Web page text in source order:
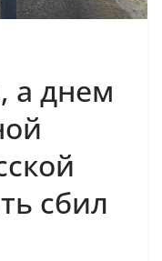
а днем
сбил